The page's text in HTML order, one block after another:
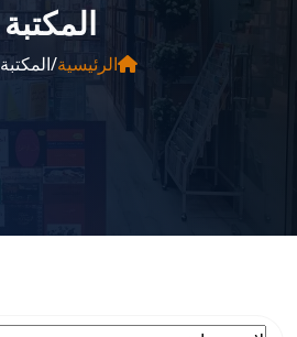
المكتبة
الرئيسية/المكتبة